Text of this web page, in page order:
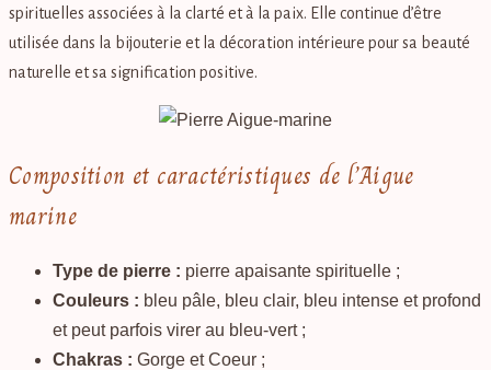
spirituelles associées à la clarté et à la paix. Elle continue d’être
utilisée dans la bijouterie et la décoration intérieure pour sa beauté
naturelle et sa signification positive.
Composition et caractéristiques de l’Aigue
marine
Type de pierre : pierre apaisante spirituelle ;
Couleurs : bleu pâle, bleu clair, bleu intense et profond
et peut parfois virer au bleu-vert ;
Chakras : Gorge et Coeur ;